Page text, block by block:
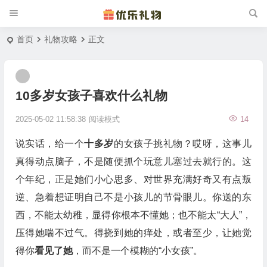
首页 礼物攻略 正文
10多岁女孩子喜欢什么礼物
2025-05-02 11:58:38 14
阅读模式
说实话，给一个十多岁的女孩子挑礼物？哎呀，这事儿
真得动点脑子，不是随便抓个玩意儿塞过去就行的。这
个年纪，正是她们小心思多、对世界充满好奇又有点叛
逆、急着想证明自己不是小孩儿的节骨眼儿。你送的东
西，不能太幼稚，显得你根本不懂她；也不能太“大人”，
压得她喘不过气。得挠到她的痒处，或者至少，让她觉
得你看见了她，而不是一个模糊的“小女孩”。